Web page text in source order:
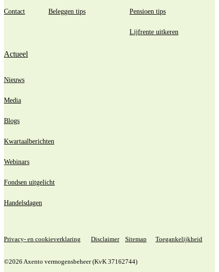
Contact Beleggen tips Pensioen tips
Lijfrente uitkeren
Actueel
Nieuws
Media
Blogs
Kwartaalberichten
Webinars
Fondsen uitgelicht
Handelsdagen
Privacy- en cookieverklaring Disclaimer Sitemap Toegankelijkheid
©2026 Axento vermogensbeheer (KvK 37162744)